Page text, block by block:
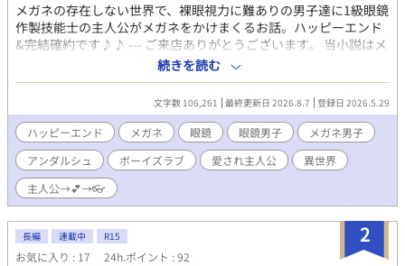
メガネの存在しない世界で、裸眼視力に難ありの男子達に1級眼鏡
作製技能士の主人公がメガネをかけまくるお話。ハッピーエンド
&完結確約です♪♪ --- ご来店ありがとうございます。 当小説はメ
ガネ男子だらけの、異世界転移主人公の愛されサクセスストーリ
ーです。 主人公で1級眼鏡作製技能士の、遠近 翔（とおちか しょ
う）も当然メガネなら、 物腰柔らか公爵子息、アスリートな騎
士、アンニュイ大魔導士、 可愛い少年皇太子、ダンディ宰相、マ
ッドな研究者、果ては人外に至る迄、 登場する男子のことごとく
にメガネをかけまくるお話です。 心の痛む描写はほとんどありま
せんので、 メガネ男子を愛する皆様は、どうぞごゆっくりお楽し
みください。
続きを読む
文字数 106,261 最終更新日 2026.8.7 登録日 2026.5.29
ハッピーエンド メガネ 眼鏡 眼鏡男子
メガネ男子
アンダルシュ
ボーイズラブ 愛され主人公
異世界
主人公→💕→👓
2
長編 連載中 R15
お気に入り : 17 24h.ポイント : 92